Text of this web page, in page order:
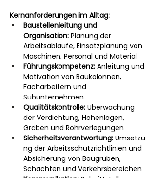
Kernanforderungen im Alltag:
Baustellenleitung und
Organisation: Planung der
Arbeitsabläufe, Einsatzplanung von
Maschinen, Personal und Material
Führungskompetenz: Anleitung und
Motivation von Baukolonnen,
Facharbeitern und
Subunternehmen
Qualitätskontrolle: Überwachung
der Verdichtung, Höhenlagen,
Gräben und Rohrverlegungen
Sicherheitsverantwortung: Umsetzu
ng der Arbeitsschutzrichtlinien und
Absicherung von Baugruben,
Schächten und Verkehrsbereichen